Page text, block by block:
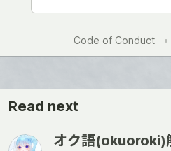
Code of Conduct •
Read next
オク語(okuoroki)